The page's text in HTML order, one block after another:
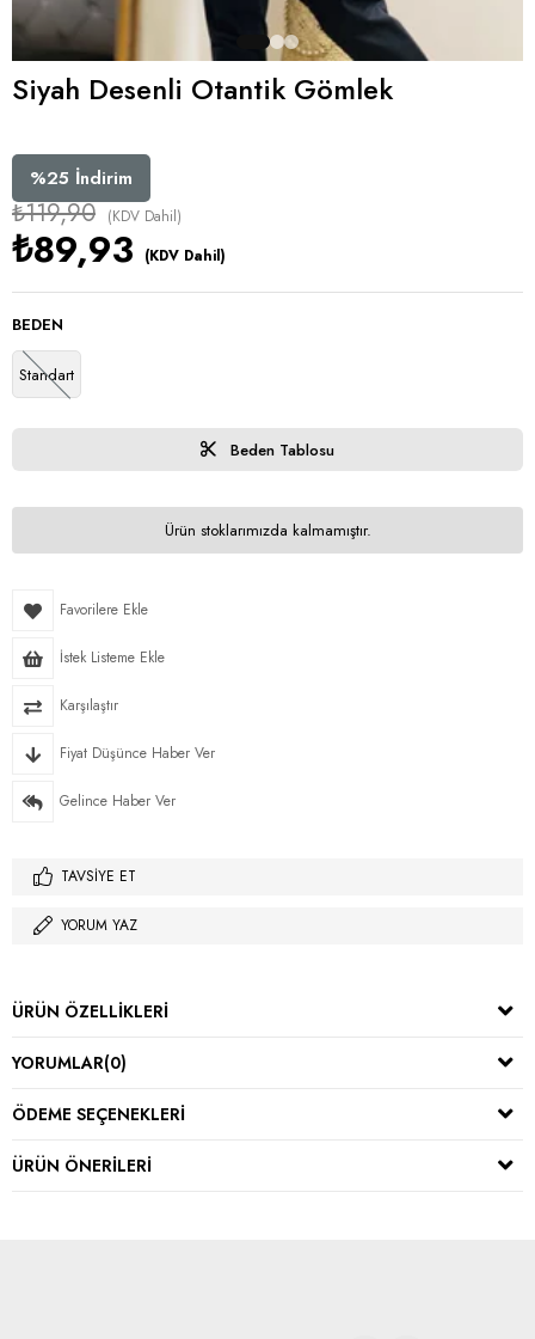
Siyah Desenli Otantik Gömlek
%25 İndirim
₺119,90 (KDV Dahil)
₺89,93 (KDV Dahil)
BEDEN
Standart
Beden Tablosu
Ürün stoklarımızda kalmamıştır.
Favorilere Ekle
İstek Listeme Ekle
Karşılaştır
Fiyat Düşünce Haber Ver
Gelince Haber Ver
TAVSIYE ET
YORUM YAZ
ÜRÜN ÖZELLIKLERI
YORUMLAR(0)
ÖDEME SEÇENEKLERI
ÜRÜN ÖNERILERI